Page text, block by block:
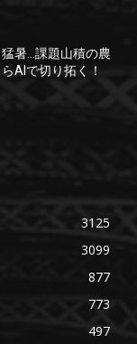
暑…課題山積の農
AIで切り拓く！
3125
3099
877
773
497